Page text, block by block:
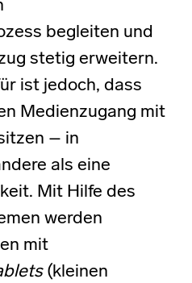
begleiten und
stetig erweitern.
ist jedoch, dass
Medienzugang mit
– in
als eine
Mit Hilfe des
werden
mit
(kleinen